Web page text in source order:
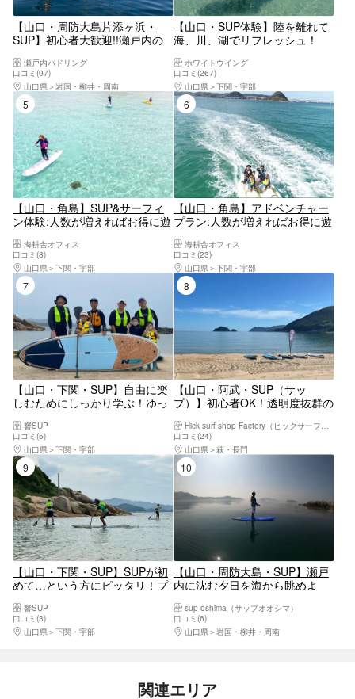
【山口・周防大島片添ヶ浜・
SUP】初心者大歓迎!!瀬戸内の
限定ツアー）
瀬戸内パドリング
口コミ(97)
山口県
岩国・柳井・周南
【山口・SUP体験】陸を離れて
海、川、湖でリフレッシュ！
ホワイトウイング
口コミ(267)
山口県
下関・宇部
【山口・角島】SUP&サーフィ
ン体験:人数が増えればお得に遊
～9月23日）
海耕舎オフィス
口コミ(8)
山口県
下関・宇部
6位
【山口・角島】アドベンチャー
プラン:人数が増えればお得に遊
～8月31日）
海耕舎オフィス
口コミ(23)
山口県
下関・宇部
【山口・下関・SUP】自由に楽
しむためにしっかり学ぶ！ゆっ
響SUP
口コミ(5)
山口県
下関・宇部
【山口・阿武・SUP（サッ
プ）】初心者OK！透明度抜群の
無人島に渡る、島コースSUP体
験！満喫の150分
Hick surf shop Factory（ヒックサーフショプファクトリー）
口コミ(24)
山口県
萩・長門
9位
【山口・下関・SUP】SUPが初
めて…という方にピッタリ！プ
響SUP
口コミ(3)
山口県
下関・宇部
【山口・周防大島・SUP】瀬戸
内に沈む夕日を海から眺めよ
sup-oshima（サップオオシマ）
口コミ(6)
山口県
岩国・柳井・周南
関連エリア